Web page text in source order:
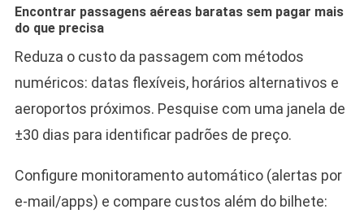
Encontrar passagens aéreas baratas sem pagar mais
do que precisa
Reduza o custo da passagem com métodos
numéricos: datas flexíveis, horários alternativos e
aeroportos próximos. Pesquise com uma janela de
±30 dias para identificar padrões de preço.
Configure monitoramento automático (alertas por
e‑mail/apps) e compare custos além do bilhete: